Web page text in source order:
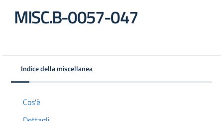
MISC.B-0057-047
Indice della miscellanea
Cos'è